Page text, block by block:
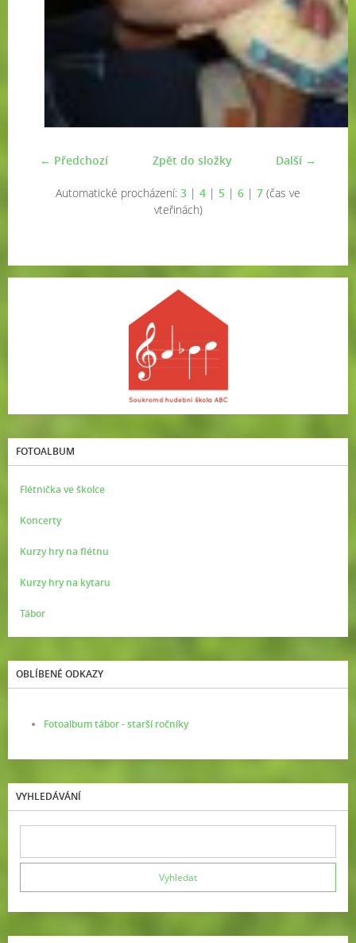
← Předchozí Další →
Zpět do složky
Automatické procházení: 3 | 4 | 5 | 6 | 7 (čas ve
vteřinách)
FOTOALBUM
Flétnička ve školce
Koncerty
Kurzy hry na flétnu
Kurzy hry na kytaru
Tábor
OBLÍBENÉ ODKAZY
Fotoalbum tábor - starší ročníky
VYHLEDÁVÁNÍ